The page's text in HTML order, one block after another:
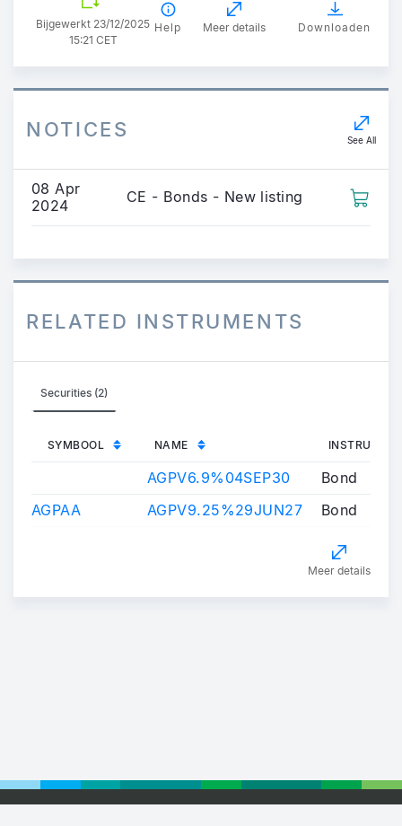
Bijgewerkt 23/12/2025
15:21 CET
Help Meer details Downloaden
NOTICES See All
08 Apr
2024
CE - Bonds - New listing
RELATED INSTRUMENTS
Securities (2)
SYMBOOL NAME
AGPV6.9%04SEP30
Bond
AGPAA
AGPV9.25%29JUN27 Bond
Meer details